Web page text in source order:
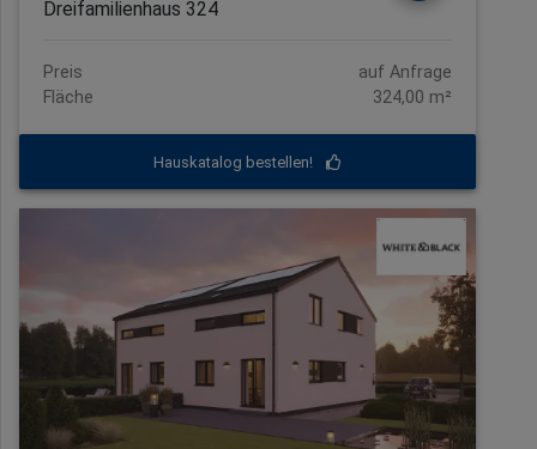
Dreifamilienhaus 324
Preis
auf Anfrage
Fläche
324,00 m²
Hauskatalog bestellen!